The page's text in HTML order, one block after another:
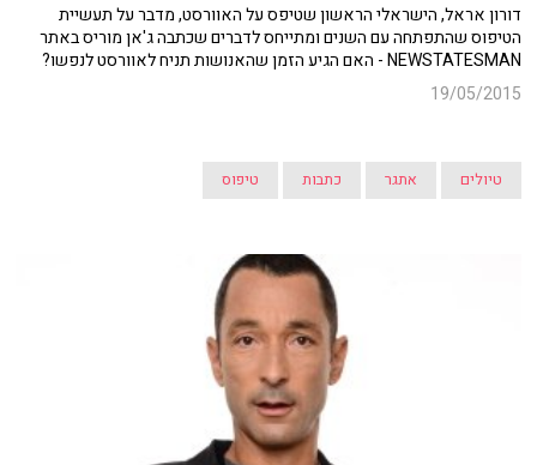
דורון אראל, הישראלי הראשון שטיפס על האוורסט, מדבר על תעשיית
הטיפוס שהתפתחה עם השנים ומתייחס לדברים שכתבה ג'אן מוריס באתר
NEWSTATESMAN - האם הגיע הזמן שהאנושות תניח לאוורסט לנפשו?
19/05/2015
טיולים אתגר כתבות טיפוס